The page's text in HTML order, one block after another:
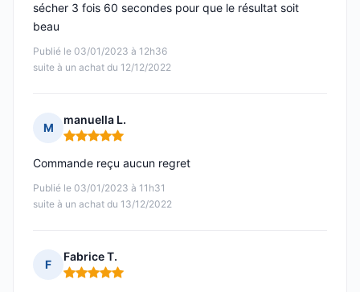
Publié le 03/01/2023 à 12h36
suite à un achat du 12/12/2022
sécher 3 fois 60 secondes pour que le résultat soit
beau
M
manuella L.
Note : 5 sur 5
Publié le 03/01/2023 à 11h31
suite à un achat du 13/12/2022
Commande reçu aucun regret
F
Fabrice T.
Note : 5 sur 5